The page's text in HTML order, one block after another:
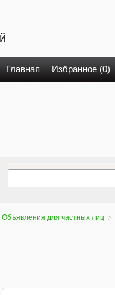
Главная Избранное (0)
Объявления для частных лиц